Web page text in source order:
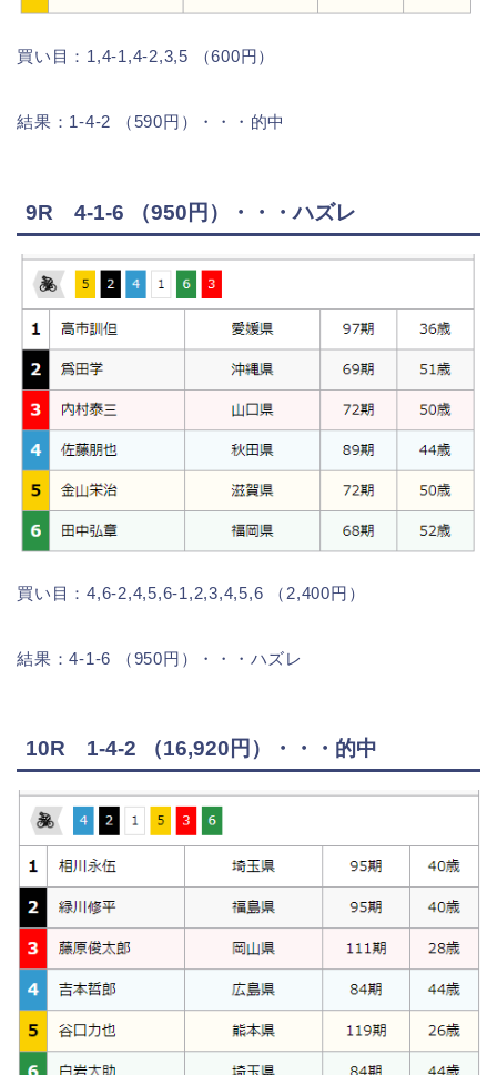
買い目：1,4-1,4-2,3,5 （600円）
結果：1-4-2 （590円）・・・的中
9R 4-1-6 （950円）・・・ハズレ
買い目：4,6-2,4,5,6-1,2,3,4,5,6 （2,400円）
結果：4-1-6 （950円）・・・ハズレ
10R 1-4-2 （16,920円）・・・的中